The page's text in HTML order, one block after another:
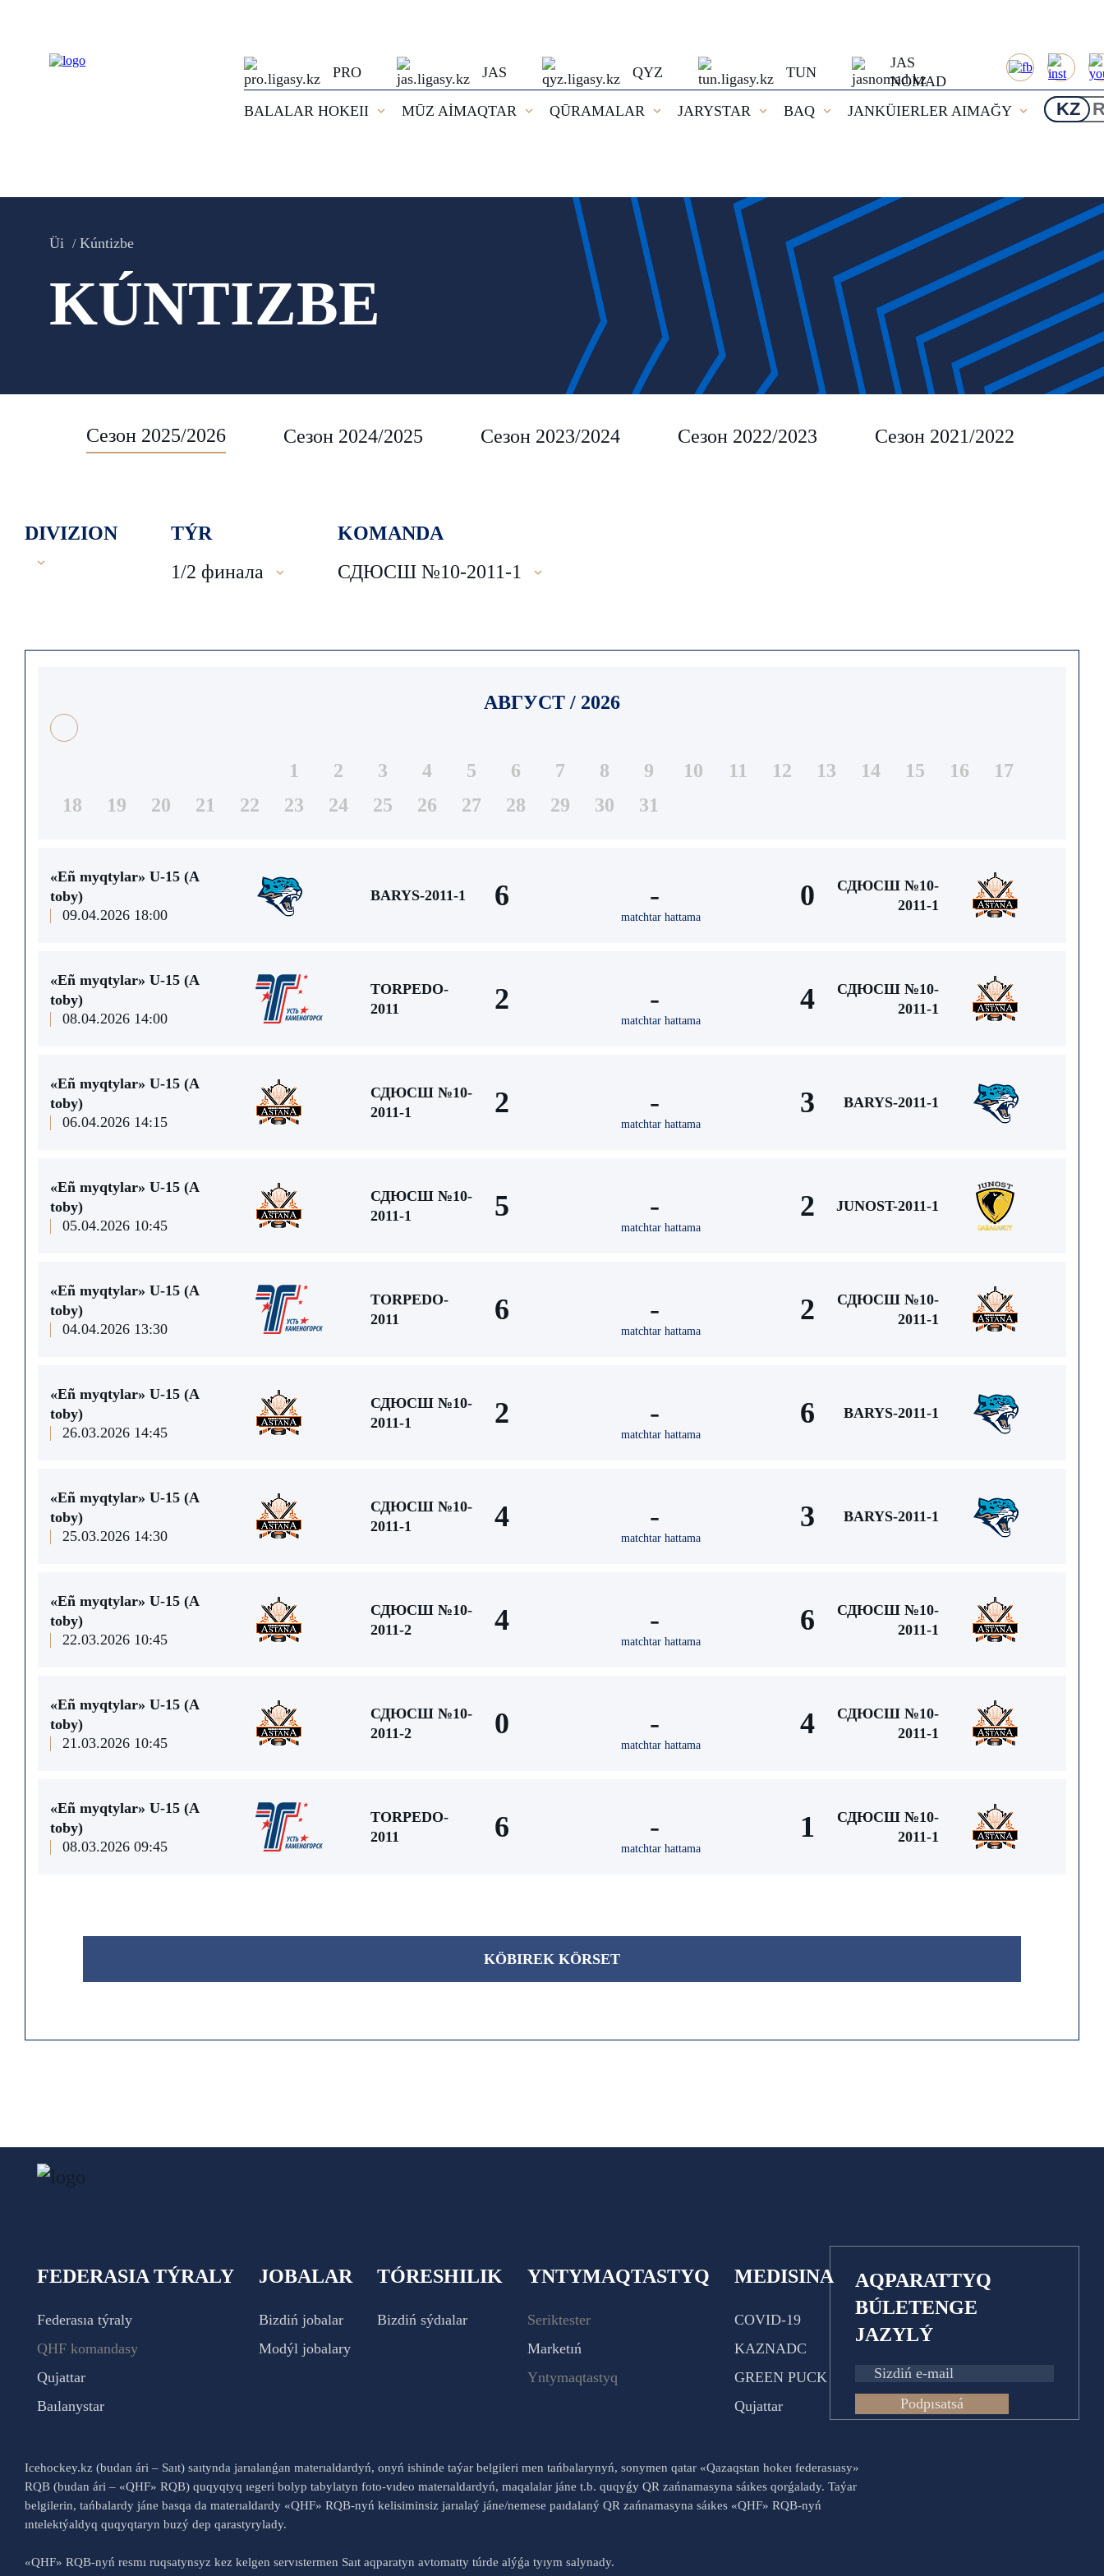
PRO JAS QYZ TUN
JAS
NOMAD
BALALAR HOKEII
MŪZ AİMAQTAR QŪRAMALAR JARYSTAR BAQ JANKÜIERLER AIMAĞY KZ
Üi Kúntizbe
KÚNTIZBE
Сезон 2025/2026 Сезон 2024/2025 Сезон 2023/2024 Сезон 2022/2023 Сезон 2021/2022
DIVIZION
TÝR
1/2 финала
KOMANDA
СДЮСШ №10-2011-1
АВГУСТ / 2026
1 2 3 4 5 6 7 8 9 10 11 12 13 14 15 16
17
18
19 20 21 22 23 24 25 26 27 28 29 30 31
«Eñ myqtylar» U-15 (A
toby)
09.04.2026 18:00
BARYS-2011-1 6 -
matchtar hattama
0
СДЮСШ №10-
2011-1
«Eñ myqtylar» U-15 (A
toby)
08.04.2026 14:00
TORPEDO-
2011
2 -
matchtar hattama
4
СДЮСШ №10-
2011-1
«Eñ myqtylar» U-15 (A
toby)
06.04.2026 14:15
СДЮСШ №10-
2011-1
2 -
matchtar hattama
3 BARYS-2011-1
«Eñ myqtylar» U-15 (A
toby)
05.04.2026 10:45
СДЮСШ №10-
2011-1
5 -
matchtar hattama
2 JUNOST-2011-1
«Eñ myqtylar» U-15 (A
toby)
04.04.2026 13:30
TORPEDO-
2011
6 -
matchtar hattama
2
СДЮСШ №10-
2011-1
«Eñ myqtylar» U-15 (A
toby)
26.03.2026 14:45
СДЮСШ №10-
2011-1
2 -
matchtar hattama
6 BARYS-2011-1
«Eñ myqtylar» U-15 (A
toby)
25.03.2026 14:30
СДЮСШ №10-
2011-1
4 -
matchtar hattama
3 BARYS-2011-1
«Eñ myqtylar» U-15 (A
toby)
22.03.2026 10:45
СДЮСШ №10-
2011-2
4 -
matchtar hattama
6
СДЮСШ №10-
2011-1
«Eñ myqtylar» U-15 (A
toby)
21.03.2026 10:45
СДЮСШ №10-
2011-2
0 -
matchtar hattama
4
СДЮСШ №10-
2011-1
«Eñ myqtylar» U-15 (A
toby)
08.03.2026 09:45
TORPEDO-
2011
6 -
matchtar hattama
1
СДЮСШ №10-
2011-1
KÖBІREK KÖRSET
FEDERASIA TÝRALY
Federasıa týraly
QHF komandasy
Qujattar
Baılanystar
JOBALAR
Bizdiń jobalar
Modýl jobalary
TÓRESHILIK
Bizdiń sýdıalar
YNTYMAQTASTYQ
Seriktester
Marketıń
Yntymaqtastyq
MEDISINA
COVID-19
KAZNADC
GREEN PUCK
Qujattar
AQPARATTYQ
BÚLETENGE
JAZYLÝ
Podpısatsá
Icehockey.kz (budan ári – Saıt) saıtynda jarıalanǵan materıaldardyń, onyń ishinde taýar belgileri men tańbalarynyń, sonymen qatar «Qazaqstan hokeı federasıasy»
RQB (budan ári – «QHF» RQB) quqyqtyq ıegeri bolyp tabylatyn foto-vıdeo materıaldardyń, maqalalar jáne t.b. quqyǵy QR zańnamasyna sáıkes qorǵalady. Taýar
belgilerin, tańbalardy jáne basqa da materıaldardy «QHF» RQB-nyń kelisiminsiz jarıalaý jáne/nemese paıdalaný QR zańnamasyna sáıkes «QHF» RQB-nyń
ıntelektýaldyq quqyqtaryn buzý dep qarastyrylady.
«QHF» RQB-nyń resmı ruqsatynsyz kez kelgen servıstermen Saıt aqparatyn avtomatty túrde alýǵa tyıym salynady.